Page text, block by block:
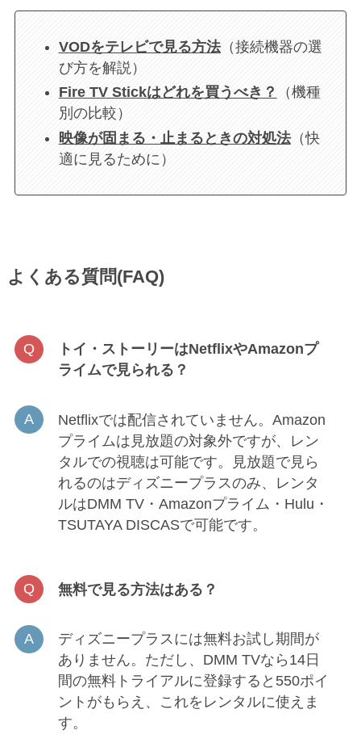
VODをテレビで見る方法（接続機器の選
び方を解説）
Fire TV Stickはどれを買うべき？
（機種
別の比較）
映像が固まる・止まるときの対処法（快
適に見るために）
よくある質問(FAQ)
トイ・ストーリーはNetflixやAmazonプ
ライムで見られる？
Netflixでは配信されていません。Amazon
プライムは見放題の対象外ですが、レン
タルでの視聴は可能です。見放題で見ら
れるのはディズニープラスのみ、レンタ
ルはDMM TV・Amazonプライム・Hulu・
TSUTAYA DISCASで可能です。
無料で見る方法はある？
ディズニープラスには無料お試し期間が
ありません。ただし、DMM TVなら14日
間の無料トライアルに登録すると550ポイ
ントがもらえ、これをレンタルに使えま
す。